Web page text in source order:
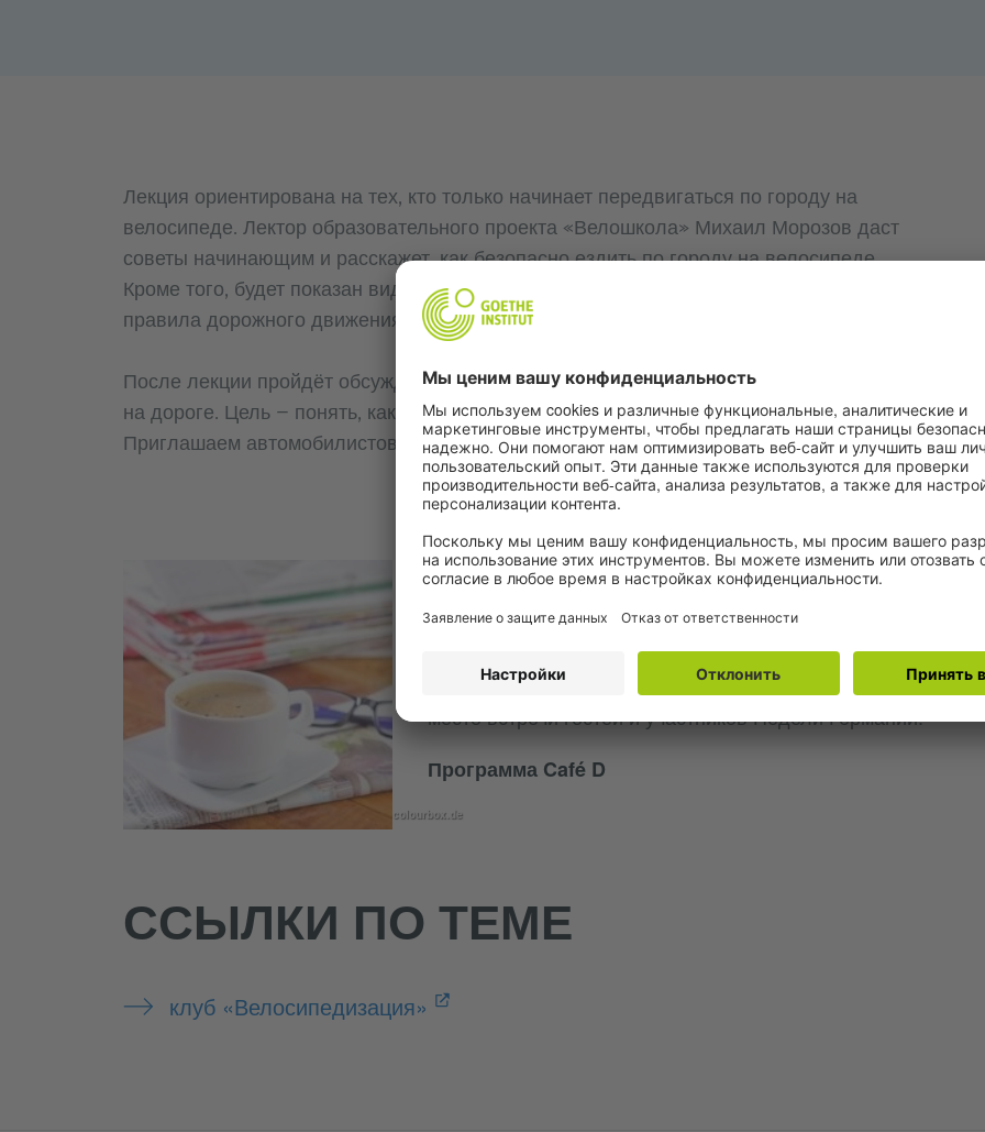
Лекция ориентирована на тех, кто только начинает передвигаться по городу на
велосипеде. Лектор образовательного проекта «Велошкола» Михаил Морозов даст
советы начинающим и расскажет, как безопасно ездить по городу на велосипеде.
Кроме того, будет показан видеоролик, снятый проектом «Велошкола», обясняющий
правила дорожного движения «человеческим» языком и с наглядными примерами.
После лекции пройдёт обсуждение, как уживаться велосипедистам и автомобилистам
на дороге. Цель — понять, как лучше вести себя на дороге, чтобы избежать аварий.
Приглашаем автомобилистов к участию в дискуссии.
colourbox.de
Café D
Каждый год в апреле библиотека Гёте-института
превращается в Café D - культурную площадку для
лекций, дискуссий, чтений, кинопоказов и главное
место встречи гостей и участников Недели Германии.
Программа Café D
ССЫЛКИ ПО ТЕМЕ
клуб «Велосипедизация»